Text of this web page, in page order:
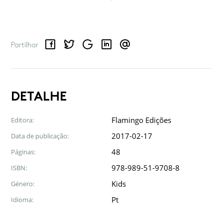
Partilhar
FacebookTwitterGoogle LinkedInEmail
DETALHE
Editora: Flamingo Edições
Data de publicação: 2017-02-17
Páginas: 48
ISBN: 978-989-51-9708-8
Género: Kids
Idioma: Pt